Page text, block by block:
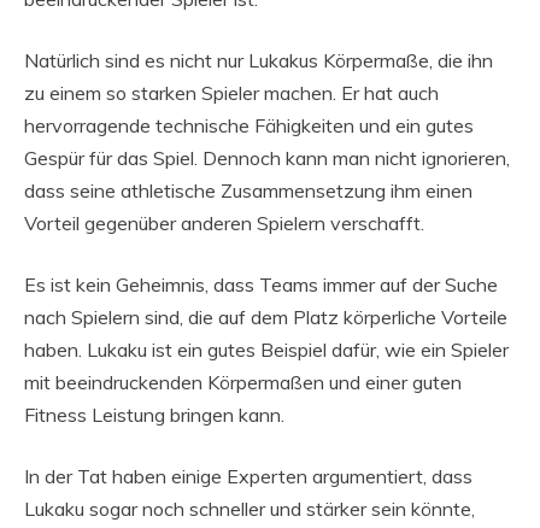
Natürlich sind es nicht nur Lukakus Körpermaße, die ihn
zu einem so starken Spieler machen. Er hat auch
hervorragende technische Fähigkeiten und ein gutes
Gespür für das Spiel. Dennoch kann man nicht ignorieren,
dass seine athletische Zusammensetzung ihm einen
Vorteil gegenüber anderen Spielern verschafft.
Es ist kein Geheimnis, dass Teams immer auf der Suche
nach Spielern sind, die auf dem Platz körperliche Vorteile
haben. Lukaku ist ein gutes Beispiel dafür, wie ein Spieler
mit beeindruckenden Körpermaßen und einer guten
Fitness Leistung bringen kann.
In der Tat haben einige Experten argumentiert, dass
Lukaku sogar noch schneller und stärker sein könnte,